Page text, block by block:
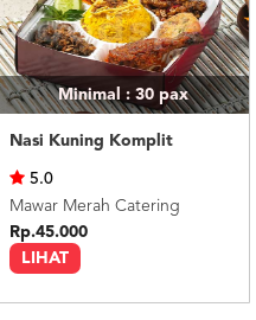
Minimal : 30 pax
Nasi Kuning Komplit
LIHAT
5.0
Mawar Merah Catering
Rp.45.000